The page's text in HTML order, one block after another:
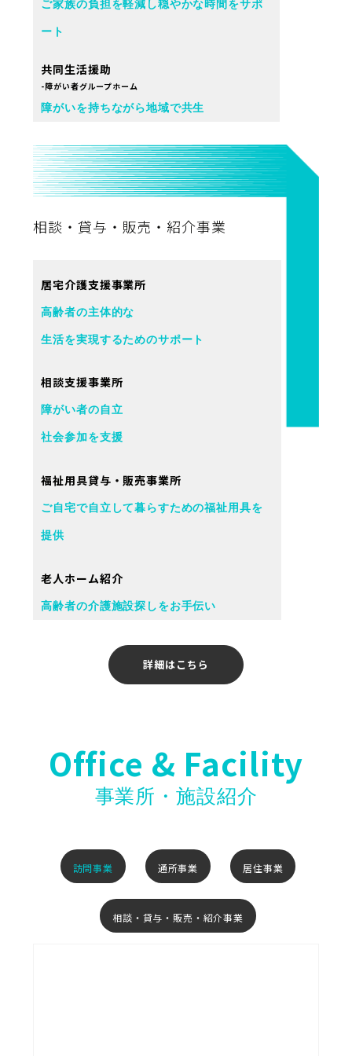
ご家族の負担を軽減し穏やかな時間をサポ
ート
共同生活援助
-障がい者グループホーム
障がいを持ちながら地域で共生
相談・貸与・販売・紹介事業
居宅介護支援事業所
高齢者の主体的な
生活を実現するためのサポート
相談支援事業所
障がい者の自立
社会参加を支援
福祉用具貸与・販売事業所
ご自宅で自立して暮らすための福祉用具を
提供
老人ホーム紹介
高齢者の介護施設探しをお手伝い
詳細はこちら
Office & Facility
事業所・施設紹介
訪問事業 通所事業 居住事業
相談・貸与・販売・紹介事業